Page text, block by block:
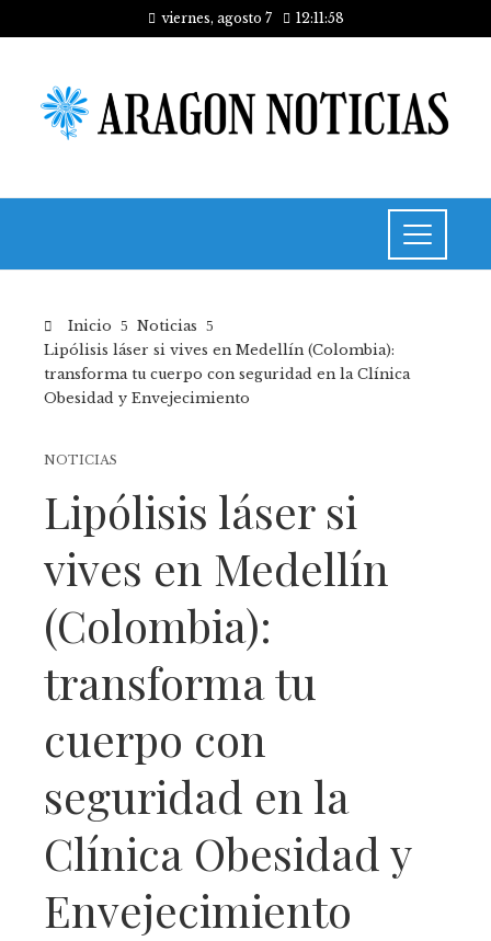
viernes, agosto 7 12:11:59
Inicio
Noticias
Lipólisis láser si vives en Medellín (Colombia):
transforma tu cuerpo con seguridad en la Clínica
Obesidad y Envejecimiento
NOTICIAS
Lipólisis láser si
vives en Medellín
(Colombia):
transforma tu
cuerpo con
seguridad en la
Clínica Obesidad y
Envejecimiento